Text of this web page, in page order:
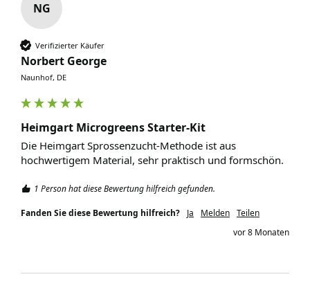
NG
Verifizierter Käufer
Norbert George
Naunhof, DE
Heimgart Microgreens Starter-Kit
Die Heimgart Sprossenzucht-Methode ist aus
hochwertigem Material, sehr praktisch und formschön.
1 Person hat diese Bewertung hilfreich gefunden.
Fanden Sie diese Bewertung hilfreich? Ja Melden Teilen
vor 8 Monaten